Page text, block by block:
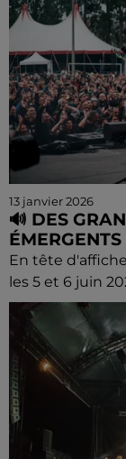
13 janvier 2026
🔊 DES
En tête
les 5 et 6 juin